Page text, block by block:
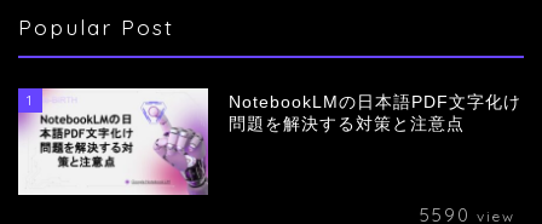
Popular Post
1
NotebookLMの日本語PDF文字化け
問題を解決する対策と注意点
5590 view